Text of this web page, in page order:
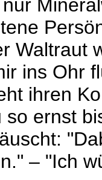
Waltraut
ins Ohr
ihren
so ernst
– "Ich